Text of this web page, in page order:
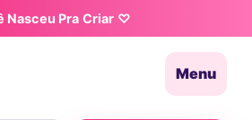
Nasceu Pra Criar ♡
Menu